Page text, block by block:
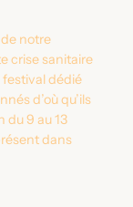
notre
crise sanitaire
dédié
d’où qu’ils
9 au 13
dans